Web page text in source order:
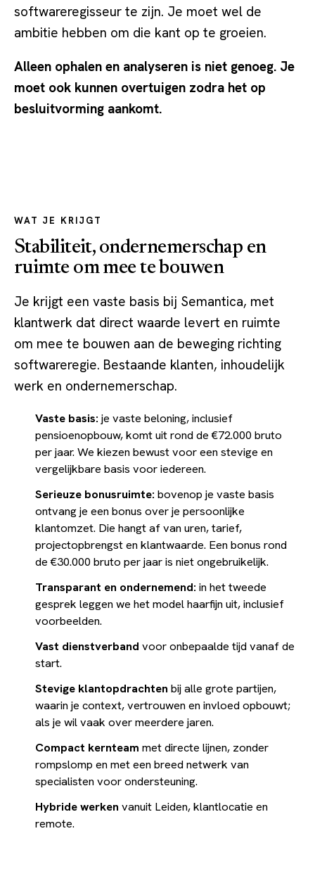
softwareregisseur te zijn. Je moet wel de
ambitie hebben om die kant op te groeien.
Alleen ophalen en analyseren is niet genoeg. Je
moet ook kunnen overtuigen zodra het op
besluitvorming aankomt.
WAT JE KRIJGT
Stabiliteit, ondernemerschap en
ruimte om mee te bouwen
Je krijgt een vaste basis bij Semantica, met
klantwerk dat direct waarde levert en ruimte
om mee te bouwen aan de beweging richting
softwareregie. Bestaande klanten, inhoudelijk
werk en ondernemerschap.
Vaste basis: je vaste beloning, inclusief
pensioenopbouw, komt uit rond de €72.000 bruto
per jaar. We kiezen bewust voor een stevige en
vergelijkbare basis voor iedereen.
Serieuze bonusruimte: bovenop je vaste basis
ontvang je een bonus over je persoonlijke
klantomzet. Die hangt af van uren, tarief,
projectopbrengst en klantwaarde. Een bonus rond
de €30.000 bruto per jaar is niet ongebruikelijk.
Transparant en ondernemend: in het tweede
gesprek leggen we het model haarfijn uit, inclusief
voorbeelden.
Vast dienstverband voor onbepaalde tijd vanaf de
start.
Stevige klantopdrachten bij alle grote partijen,
waarin je context, vertrouwen en invloed opbouwt;
als je wil vaak over meerdere jaren.
Compact kernteam met directe lijnen, zonder
rompslomp en met een breed netwerk van
specialisten voor ondersteuning.
Hybride werken vanuit Leiden, klantlocatie en
remote.